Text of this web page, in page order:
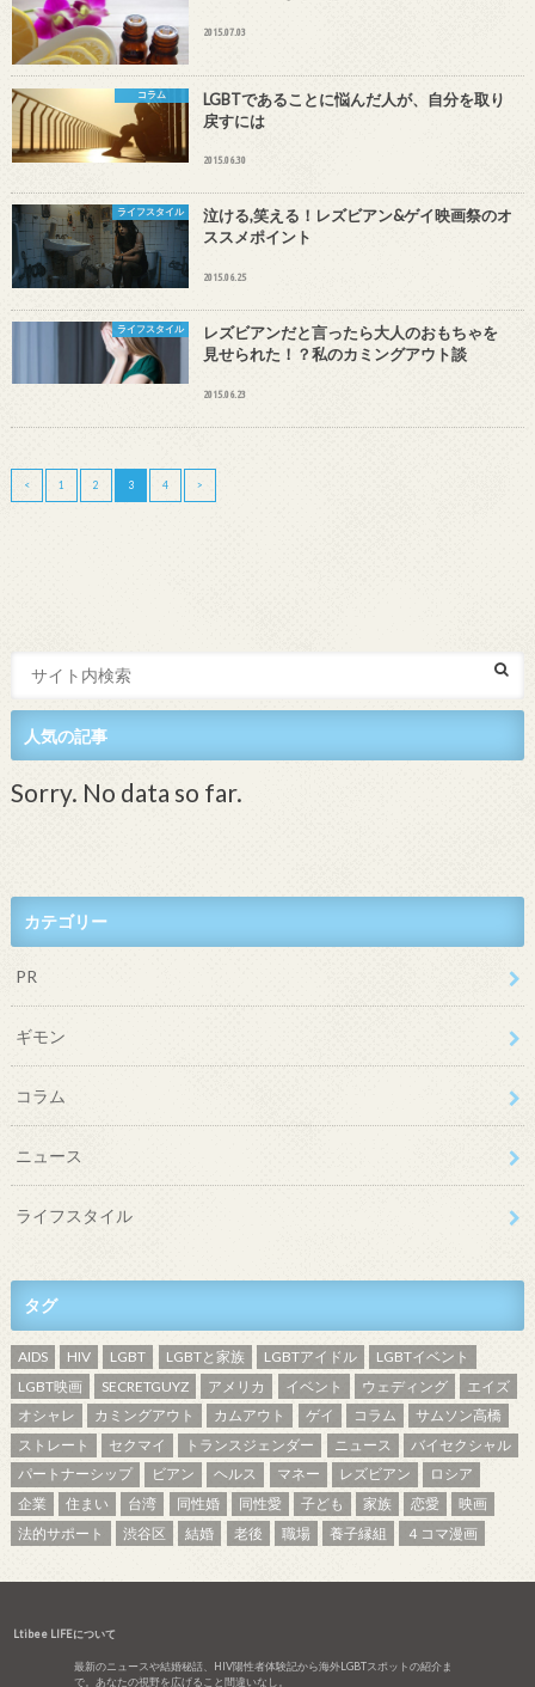
2015.07.03
コラム
LGBTであることに悩んだ人が、自分を取り
戻すには
2015.06.30
ライフスタイル
泣ける,笑える！レズビアン&ゲイ映画祭のオ
ススメポイント
2015.06.25
ライフスタイル
レズビアンだと言ったら大人のおもちゃを
見せられた！？私のカミングアウト談
2015.06.23
< 1 2 3 4 >
人気の記事
Sorry. No data so far.
カテゴリー
PR
ギモン
コラム
ニュース
ライフスタイル
タグ
AIDS HIV LGBT LGBTと家族 LGBTアイドル
LGBTイベント
LGBT映画
SECRETGUYZ アメリカ イベント ウェディング
エイズ
オシャレ
カミングアウト カムアウト ゲイ コラム
サムソン高橋
ストレート
セクマイ トランスジェンダー ニュース
バイセクシャル
パートナーシップ
ビアン ヘルス マネー レズビアン
ロシア
企業
住まい 台湾 同性婚 同性愛 子ども 家族 恋愛
映画
法的サポート
渋谷区 結婚 老後 職場 養子縁組 ４コマ漫画
Ltibee LIFEについて
最新のニュースや結婚秘話、HIV陽性者体験記から海外LGBTスポットの紹介ま
で。あなたの視野を広げること間違いなし。